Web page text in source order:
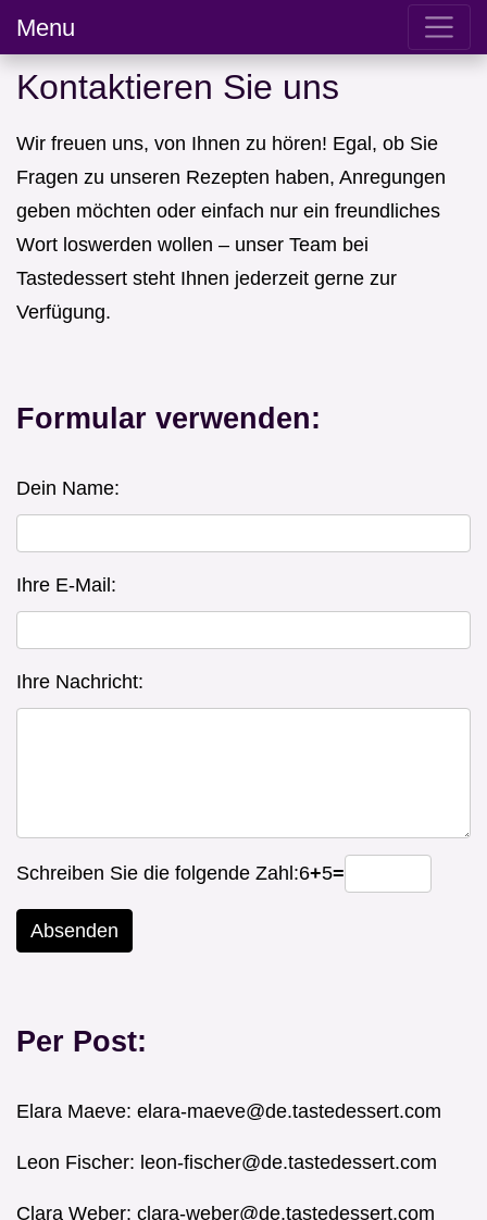
Menu
Kontaktieren Sie uns
Wir freuen uns, von Ihnen zu hören! Egal, ob Sie
Fragen zu unseren Rezepten haben, Anregungen
geben möchten oder einfach nur ein freundliches
Wort loswerden wollen – unser Team bei
Tastedessert steht Ihnen jederzeit gerne zur
Verfügung.
Formular verwenden:
Dein Name:
Ihre E-Mail:
Ihre Nachricht:
Schreiben Sie die folgende Zahl:6+5=
Absenden
Per Post:
Elara Maeve: elara-maeve@de.tastedessert.com
Leon Fischer: leon-fischer@de.tastedessert.com
Clara Weber: clara-weber@de.tastedessert.com